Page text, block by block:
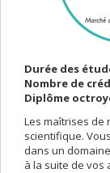
Durée des
Nombre de
Diplôme
Les maîtrises de
scientifique.
dans un
à la suite de vos